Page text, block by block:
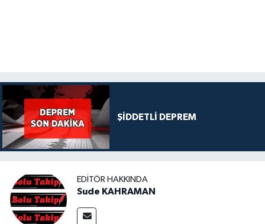
ŞİDDETLİ DEPREM
EDITÖR HAKKINDA
Sude KAHRAMAN